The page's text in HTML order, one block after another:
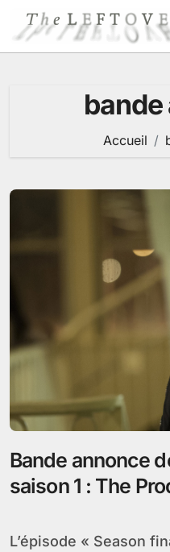
contenu
Accueil
Bande annonce
saison 1 : The
L’épisode « Season finale » de The Leftovers